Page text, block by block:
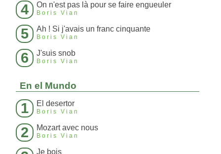
4 On n'est pas là pour se faire engueuler
Boris Vian
5 Ah ! Si j'avais un franc cinquante
Boris Vian
6 J'suis snob
Boris Vian
En el Mundo
1 El desertor
Boris Vian
2 Mozart avec nous
Boris Vian
Je bois